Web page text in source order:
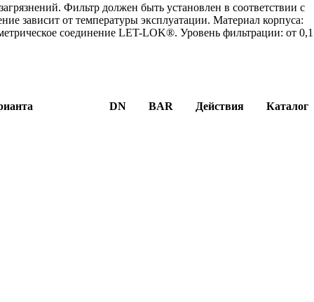
Фильтр должен быть установлен в соответствии с
зависит от температуры эксплуатации. Материал корпуса:
соединение LET-LOK®. Уровень фильтрации: от 0,1
DN BAR Действия Каталог